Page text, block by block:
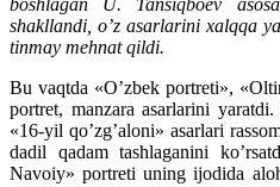
boshlagan U. Tansiqboev
shakllandi, o’z asarlarini xalqqa
tinmay mehnat qildi.
Bu vaqtda «O’zbek portreti»,
portret, manzara asarlarini
«16-yil qo’zg’aloni» asarlari
dadil qadam tashlaganini
Navoiy» portreti uning ijodida